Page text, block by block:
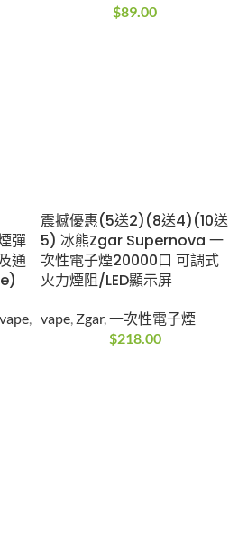
$89.00
彈
通
vape
震撼優惠(5送2)(8送4)(10送
5) 冰熊Zgar Supernova 一
次性電子煙20000口 可調式
火力煙阻/LED顯示屏
vape Zgar, 一次性電子煙
$218.00